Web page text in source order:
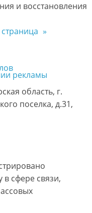
и восстановления
»
рекламы
область, г.
поселка, д.31,
сфере связи,